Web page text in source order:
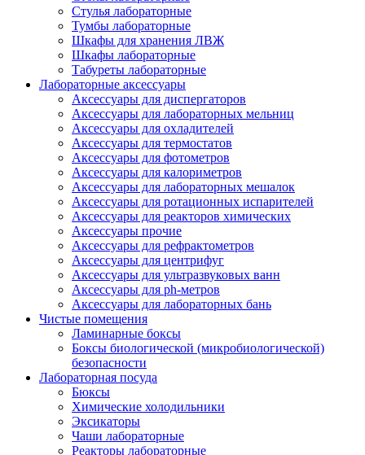
Стулья лабораторные
Тумбы лабораторные
Шкафы для хранения ЛВЖ
Шкафы лабораторные
Табуреты лабораторные
Лабораторные аксессуары
Аксессуары для диспергаторов
Аксессуары для лабораторных мельниц
Аксессуары для охладителей
Аксессуары для термостатов
Аксессуары для фотометров
Аксессуары для калориметров
Аксессуары для лабораторных мешалок
Аксессуары для ротационных испарителей
Аксессуары для реакторов химических
Аксессуары прочие
Аксессуары для рефрактометров
Аксессуары для центрифуг
Аксессуары для ультразвуковых ванн
Аксессуары для ph-метров
Аксессуары для лабораторных бань
Чистые помещения
Ламинарные боксы
Боксы биологической (микробиологической)
безопасности
Лабораторная посуда
Бюксы
Химические холодильники
Эксикаторы
Чаши лабораторные
Реакторы лабораторные